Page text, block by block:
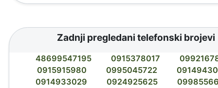
Zadnji pregledani telefonski brojevi
48699547195 0915378017
0915915980
0995045722
0914933029
0924925625